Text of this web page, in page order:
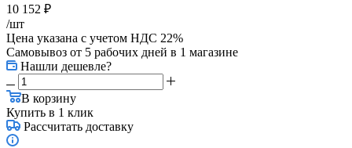
10 152 ₽
/шт
Цена указана с учетом НДС 22%
Самовывоз от 5 рабочих дней в 1 магазине
Нашли дешевле?
В корзину
Купить в 1 клик
Рассчитать доставку